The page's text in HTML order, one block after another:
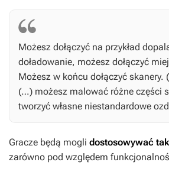
Możesz dołączyć na przykład
doładowanie, możesz dołączyć
Możesz w końcu dołączyć
(…) możesz malować różne części
tworzyć własne niestandardowe
Gracze będą mogli dostosowywać
zarówno pod względem